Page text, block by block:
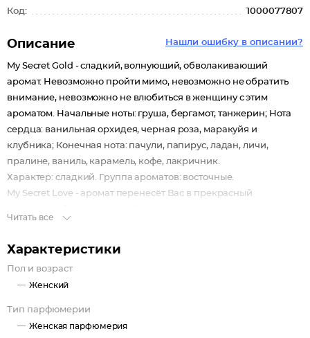
Код: 1000077807
Нашли ошибку в описании?
Описание
My Secret Gold - сладкий, волнующий, обволакивающий
аромат. Невозможно пройти мимо, невозможно не обратить
внимание, невозможно не влюбиться в женщину с этим
ароматом. Начальные ноты: груша, бергамот, танжерин; Нота
сердца: ванильная орхидея, черная роза, маракуйя и
клубника; Конечная нота: пачули, папирус, ладан, личи,
пралине, ваниль, карамель, кофе, лакричник.
Характер: сладкий. Группа ароматов: восточные.
My Secret Love - аромат перенесёт Вас в прекрасный
и фруктовые ноты; Конечная нота: бобы тонка, сандал и белый
мускус. Характер: яркий. Группа ароматов: гурманные.
My Secret Key - цветочный и нежный, как акварель аромат,
разбудит чувства и наполнит волшебной магией
женственности. Начальные ноты: лимон, чай, клюква; Нота
Читать все
Характеристики
Пол и возраст
Женский
Тип парфюмерии
Женская парфюмерия